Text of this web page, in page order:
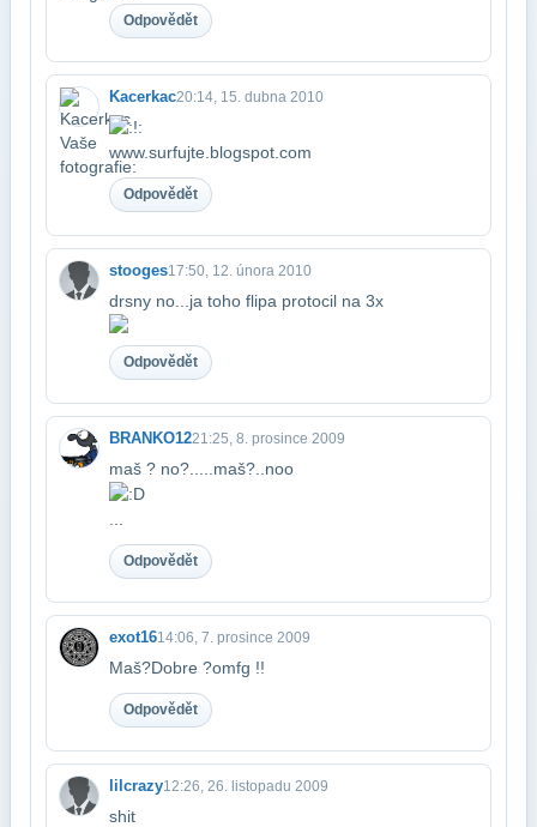
Odpovědět
Kacerkac20:14, 15. dubna 2010
www.surfujte.blogspot.com
Odpovědět
stooges17:50, 12. února 2010
drsny no...ja toho flipa protocil na 3x
Odpovědět
BRANKO1221:25, 8. prosince 2009
maš ? no?.....maš?..noo
Odpovědět
exot1614:06, 7. prosince 2009
Maš?Dobre ?omfg !!
Odpovědět
lilcrazy12:26, 26. listopadu 2009
shit